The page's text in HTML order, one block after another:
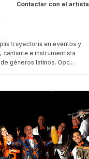
Contactar con el artista
trayectoria en eventos y
e instrumentista
géneros latinos. Opc...